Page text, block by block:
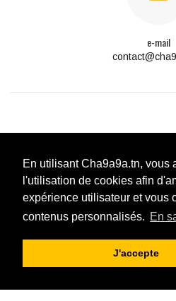
En utilisant Cha9a9a.tn, vous
l'utilisation de cookies afin
expérience utilisateur et vous
contenus personnalisés. En
J'accepte
e-mail